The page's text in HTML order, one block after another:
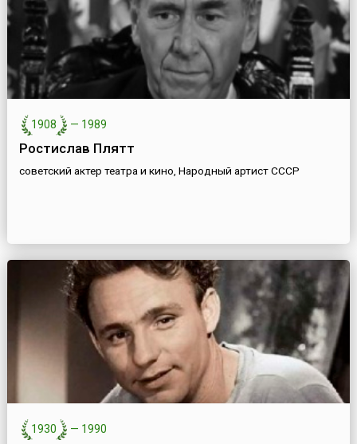
1908 — 1989
Ростислав Плятт
советский актер театра и кино, Народный артист СССР
1930 — 1990